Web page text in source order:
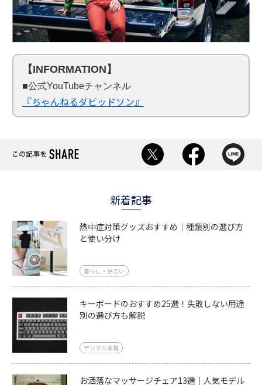
【INFORMATION】
■公式YouTubeチャンネル
『ちゃんねるダビッドソン』
新着記事
熱中症対策グッズおすすめ｜種類別の選び方
と使い分け
暮らし・住まい
キーボードのおすすめ25選！失敗しない用途
別の選び方も解説
デジタル家電
お洒落なマッサージチェア13選｜人気モデル